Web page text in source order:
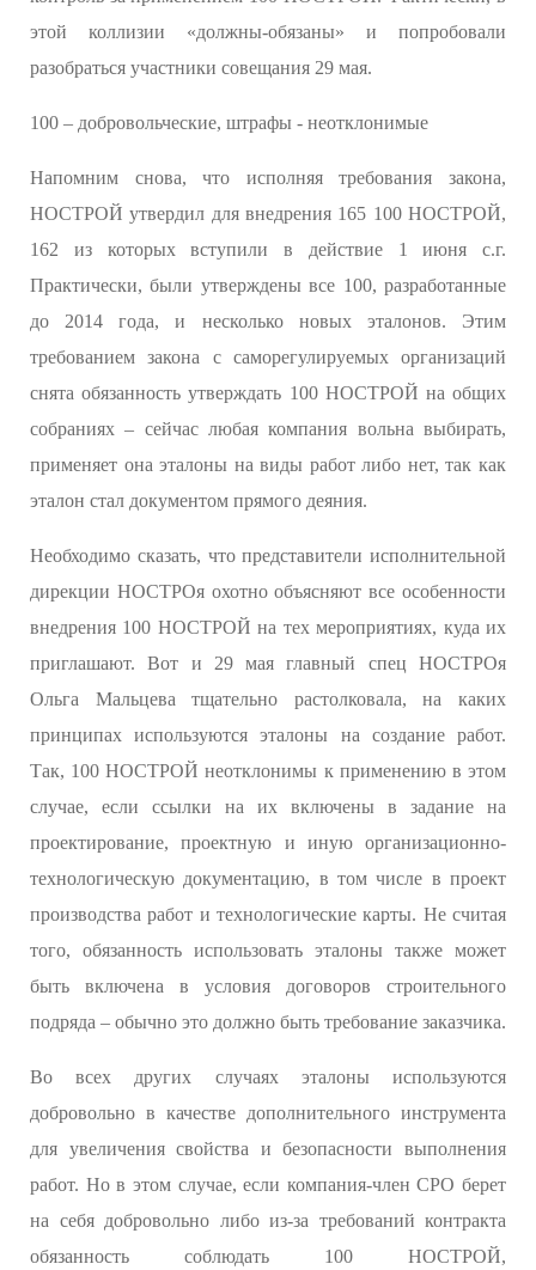
этой коллизии «должны-обязаны» и попробовали
разобраться участники совещания 29 мая.
100 – добровольческие, штрафы - неотклонимые
Напомним снова, что исполняя требования закона,
НОСТРОЙ утвердил для внедрения 165 100 НОСТРОЙ,
162 из которых вступили в действие 1 июня с.г.
Практически, были утверждены все 100, разработанные
до 2014 года, и несколько новых эталонов. Этим
требованием закона с саморегулируемых организаций
снята обязанность утверждать 100 НОСТРОЙ на общих
собраниях – сейчас любая компания вольна выбирать,
применяет она эталоны на виды работ либо нет, так как
эталон стал документом прямого деяния.
Необходимо сказать, что представители исполнительной
дирекции НОСТРОя охотно объясняют все особенности
внедрения 100 НОСТРОЙ на тех мероприятиях, куда их
приглашают. Вот и 29 мая главный спец НОСТРОя
Ольга Мальцева тщательно растолковала, на каких
принципах используются эталоны на создание работ.
Так, 100 НОСТРОЙ неотклонимы к применению в этом
случае, если ссылки на их включены в задание на
проектирование, проектную и иную организационно-
технологическую документацию, в том числе в проект
производства работ и технологические карты. Не считая
того, обязанность использовать эталоны также может
быть включена в условия договоров строительного
подряда – обычно это должно быть требование заказчика.
Во всех других случаях эталоны используются
добровольно в качестве дополнительного инструмента
для увеличения свойства и безопасности выполнения
работ. Но в этом случае, если компания-член СРО берет
на себя добровольно либо из-за требований контракта
обязанность соблюдать 100 НОСТРОЙ,